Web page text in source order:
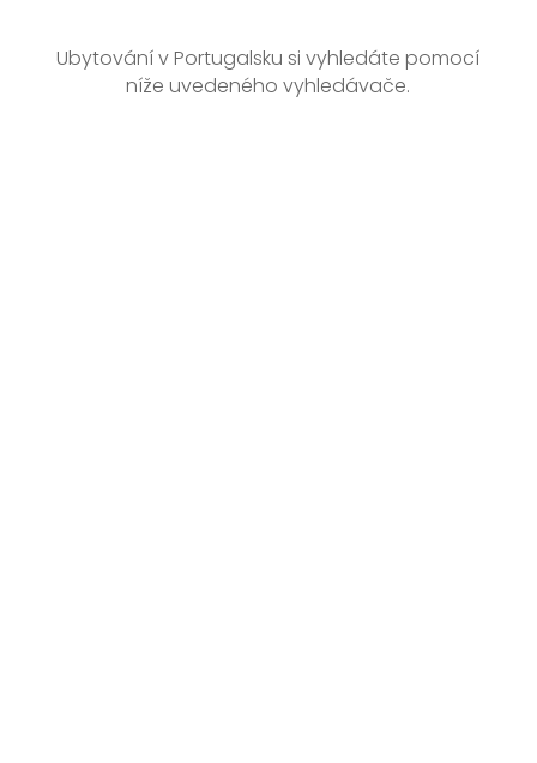
Ubytování v Portugalsku si vyhledáte pomocí
níže uvedeného vyhledávače.